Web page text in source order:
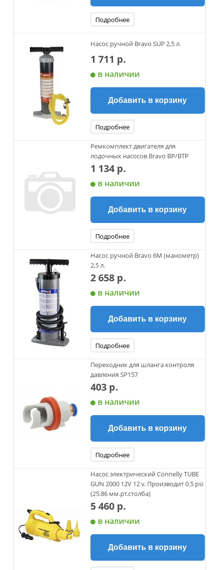
Подробнее
Насос ручной Bravo SUP 2,5 л.
1 711 р.
в наличии
Добавить в корзину
Подробнее
Ремкомплект двигателя для
лодочных насосов Bravo ВР/ВТР
1 134 р.
в наличии
Добавить в корзину
Подробнее
Насос ручной Bravo 6М (манометр)
2,5 л.
2 658 р.
в наличии
Добавить в корзину
Подробнее
Переходник для шланга контроля
давления SP157
403 р.
в наличии
Добавить в корзину
Подробнее
Насос электрический Connelly TUBE
GUN 2000 12V 12 v. Производит 0.5 psi
(25.86 мм.рт.столба)
5 460 р.
в наличии
Добавить в корзину